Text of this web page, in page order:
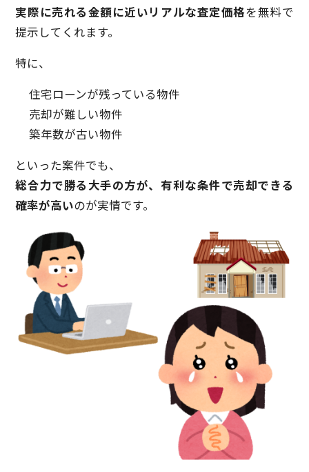
実際に売れる金額に近いリアルな査定価格を無料で
提示してくれます。
特に、
住宅ローンが残っている物件
売却が難しい物件
築年数が古い物件
といった案件でも、
総合力で勝る大手の方が、有利な条件で売却できる
確率が高いのが実情です。